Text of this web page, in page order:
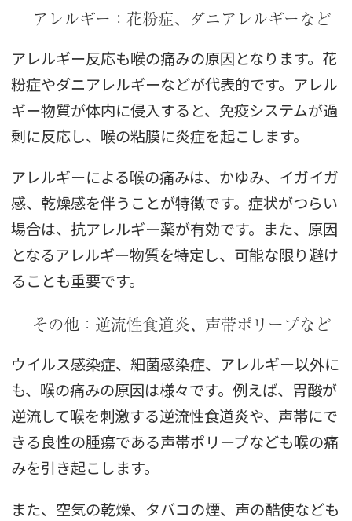
アレルギー：花粉症、ダニアレルギーなど
アレルギー反応も喉の痛みの原因となります。花
粉症やダニアレルギーなどが代表的です。アレル
ギー物質が体内に侵入すると、免疫システムが過
剰に反応し、喉の粘膜に炎症を起こします。
アレルギーによる喉の痛みは、かゆみ、イガイガ
感、乾燥感を伴うことが特徴です。症状がつらい
場合は、抗アレルギー薬が有効です。また、原因
となるアレルギー物質を特定し、可能な限り避け
ることも重要です。
その他：逆流性食道炎、声帯ポリープなど
ウイルス感染症、細菌感染症、アレルギー以外に
も、喉の痛みの原因は様々です。例えば、胃酸が
逆流して喉を刺激する逆流性食道炎や、声帯にで
きる良性の腫瘍である声帯ポリープなども喉の痛
みを引き起こします。
また、空気の乾燥、タバコの煙、声の酷使なども